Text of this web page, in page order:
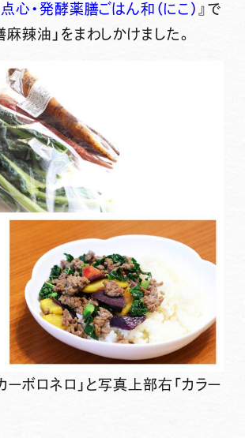
点心・発酵薬膳ごはん和（にこ） 』で
辣油」をまわしかけました。
ーボロネロ」と写真上部右「カラー